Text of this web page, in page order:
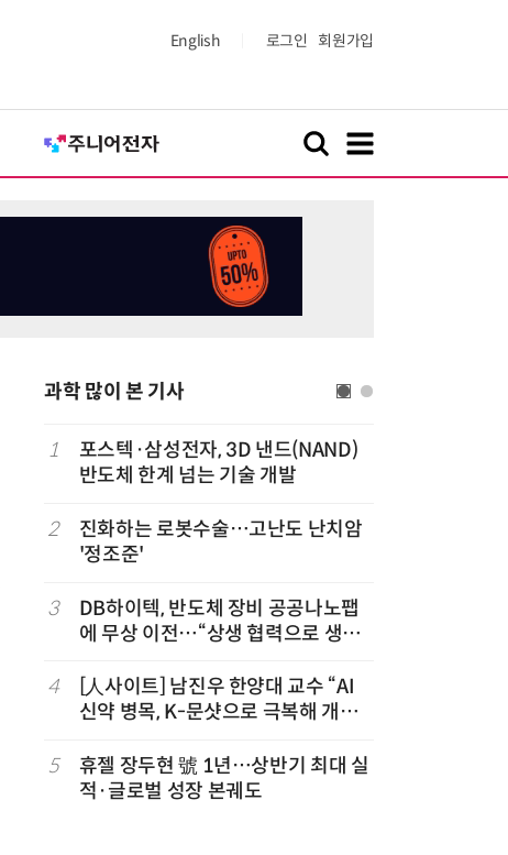
English 로그인 회원가입
과학 많이 본 기사
1
포스텍·삼성전자, 3D 낸드(NAND)
반도체 한계 넘는 기술 개발
2
진화하는 로봇수술…고난도 난치암
'정조준'
3
DB하이텍, 반도체 장비 공공나노팹
에 무상 이전…“상생 협력으로 생태
4
[人사이트] 남진우 한양대 교수 “AI
신약 병목, K-문샷으로 극복해 개발
5
휴젤 장두현 號 1년…상반기 최대 실
적·글로벌 성장 본궤도